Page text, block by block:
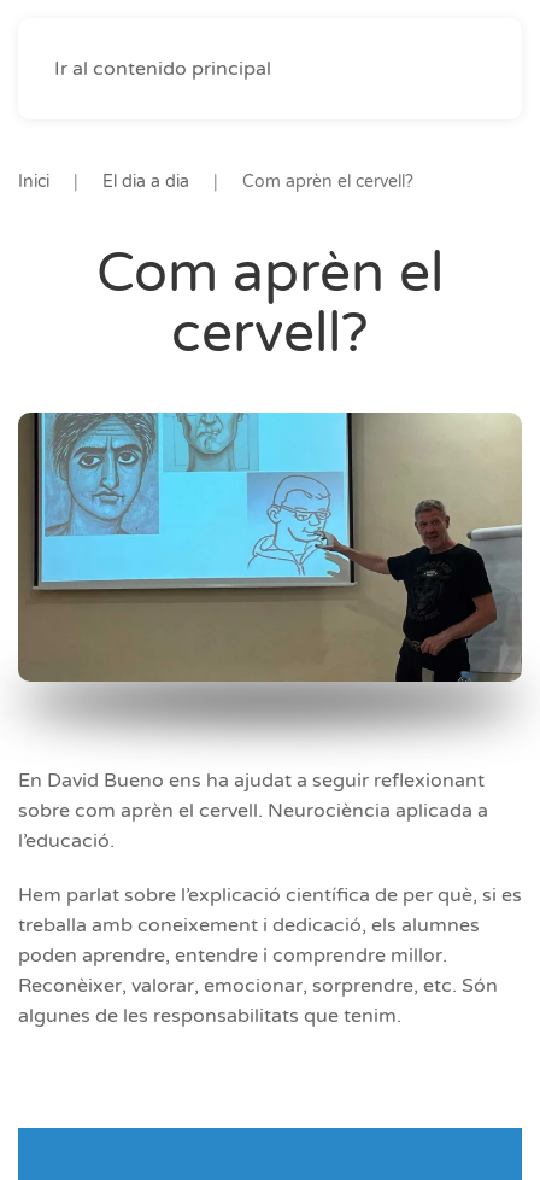
Ir al contenido principal
Inici El dia a dia Com aprèn el cervell?
Com aprèn el
cervell?
En David Bueno ens ha ajudat a seguir reflexionant
sobre com aprèn el cervell. Neurociència aplicada a
l’educació.
Hem parlat sobre l’explicació científica de per què, si es
treballa amb coneixement i dedicació, els alumnes
poden aprendre, entendre i comprendre millor.
Reconèixer, valorar, emocionar, sorprendre, etc. Són
algunes de les responsabilitats que tenim.